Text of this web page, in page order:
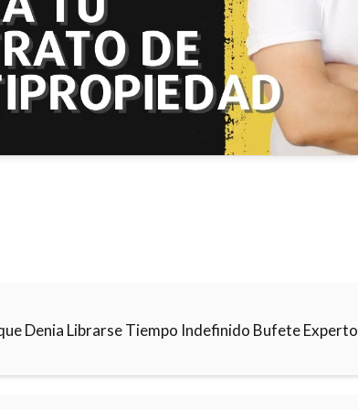
Denia Librarse Tiempo Indefinido Bufete Experto